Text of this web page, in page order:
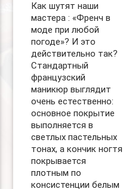
Как шутят наши
мастера : «Френч в
моде при любой
погоде»? И это
действительно так?
Стандартный
французский
маникюр выглядит
очень естественно:
основное покрытие
выполняется в
светлых пастельных
тонах, а кончик ногтя
покрывается
плотным по
консистенции белым